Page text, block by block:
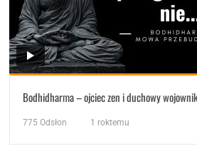
Bodhidharma – ojciec zen i duchowy
775 Odsłon 1 roktemu